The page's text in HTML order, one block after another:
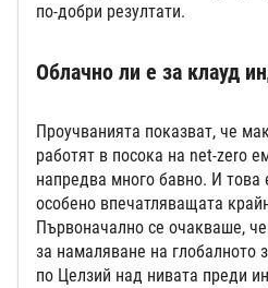
по-добри резултати.
Облачно ли е за клауд
Проучванията показват, че
работят в посока на net-zero
напредва много бавно. И
особено впечатляващата
Първоначално се очакваше,
за намаляване на глобалното
по Целзий над нивата преди